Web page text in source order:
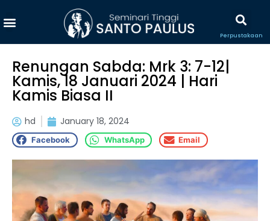
Perpustakaan
Renungan Sabda: Mrk 3: 7-12|
Kamis, 18 Januari 2024 | Hari
Kamis Biasa II
hd January 18, 2024
Facebook WhatsApp Email